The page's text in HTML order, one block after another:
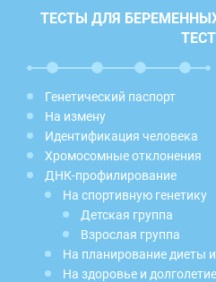
ТЕСТЫ ДЛЯ
Генетический паспорт
На измену
Идентификация человека
Хромосомные отклонения
ДНК-профилирование
На спортивную генетику
Детская группа
Взрослая группа
На планирование диеты
На здоровье и долголетие